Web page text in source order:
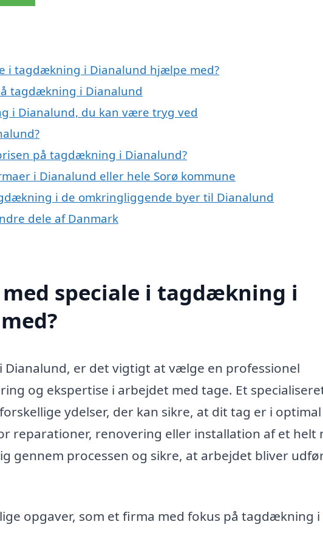
i tagdækning i Dianalund hjælpe med?
tagdækning i Dianalund
i Dianalund, du kan være tryg ved
på tagdækning i Dianalund?
i Dianalund eller hele Sorø kommune
i de omkringliggende byer til Dianalund
dele af Danmark
speciale i tagdækning i
er det vigtigt at vælge en professionel
og ekspertise i arbejdet med tage. Et
ydelser, der kan sikre, at dit tag er i optimal
reparationer, renovering eller installation af et helt
gennem processen og sikre, at arbejdet bliver
opgaver, som et firma med fokus på tagdækning i